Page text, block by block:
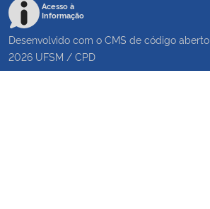
Acesso à
Informação
Desenvolvido com o CMS de código aberto
2026 UFSM / CPD